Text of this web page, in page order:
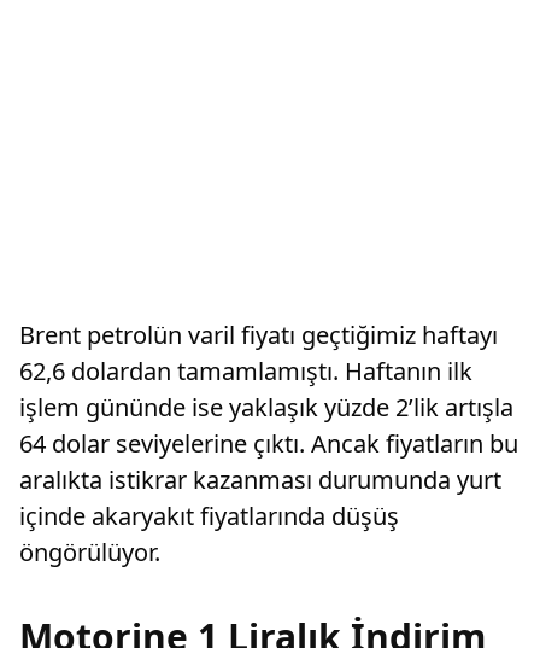
Brent petrolün varil fiyatı geçtiğimiz haftayı
62,6 dolardan tamamlamıştı. Haftanın ilk
işlem gününde ise yaklaşık yüzde 2’lik artışla
64 dolar seviyelerine çıktı. Ancak fiyatların bu
aralıkta istikrar kazanması durumunda yurt
içinde akaryakıt fiyatlarında düşüş
öngörülüyor.
Motorine 1 Liralık İndirim